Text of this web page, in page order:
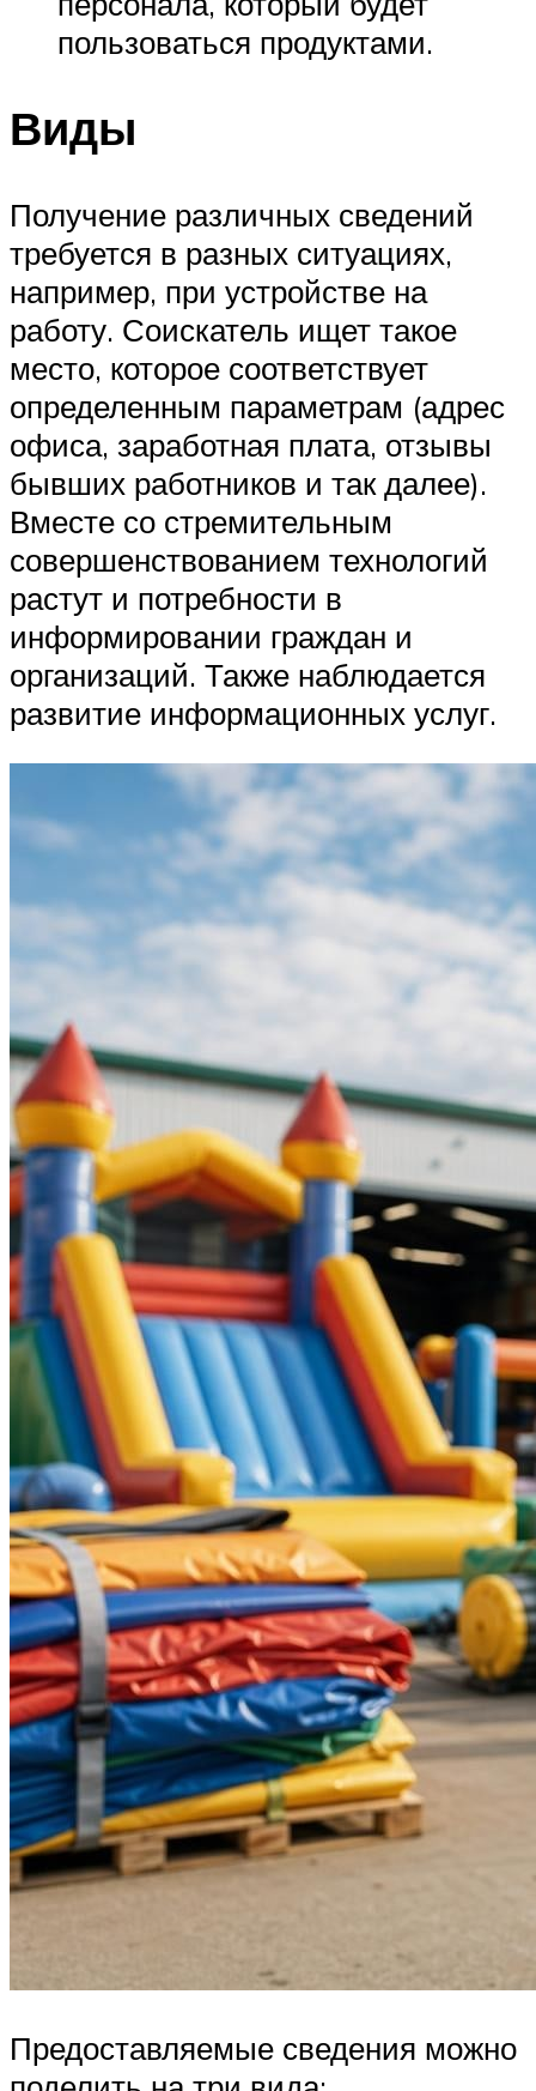
пользоваться продуктами.
Виды
Получение различных сведений
требуется в разных ситуациях,
например, при устройстве на
работу. Соискатель ищет такое
место, которое соответствует
определенным параметрам (адрес
офиса, заработная плата, отзывы
бывших работников и так далее).
Вместе со стремительным
совершенствованием технологий
растут и потребности в
информировании граждан и
организаций. Также наблюдается
развитие информационных услуг.
Предоставляемые сведения можно